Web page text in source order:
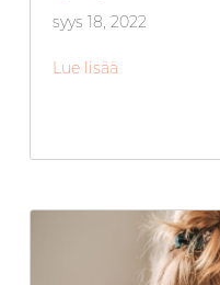
syys 18, 2022
Lue lisää